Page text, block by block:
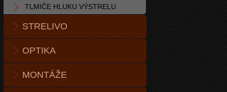
TLMIČE HLUKU VÝSTRELU
STRELIVO
OPTIKA
MONTÁŽE